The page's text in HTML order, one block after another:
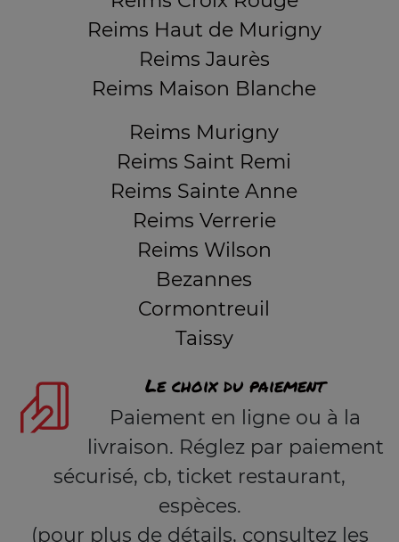
Reims Haut de Murigny
Reims Jaurès
Reims Maison Blanche
Reims Murigny
Reims Saint Remi
Reims Sainte Anne
Reims Verrerie
Reims Wilson
Bezannes
Cormontreuil
Taissy
Le choix du paiement
Paiement en ligne ou à la
livraison. Réglez par paiement
sécurisé, cb, ticket restaurant,
espèces.
(pour plus de détails, consultez les